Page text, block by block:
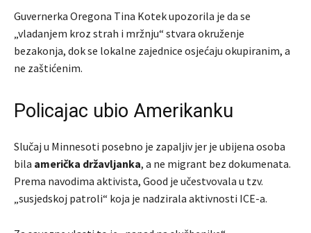
Guvernerka Oregona Tina Kotekupozorila je da se
„vladanjem kroz strah i mržnju“ stvara okruženje
bezakonja, dok se lokalne zajednice osjećaju okupiranim, a
ne zaštićenim.
Policajac ubio Amerikanku
Slučaj u Minnesoti posebno je zapaljiv jer je ubijena osoba
bila američka državljanka, a ne migrant bez dokumenata.
Prema navodima aktivista, Good je učestvovala u tzv.
„susjedskoj patroli“ koja je nadzirala aktivnosti ICE-a.